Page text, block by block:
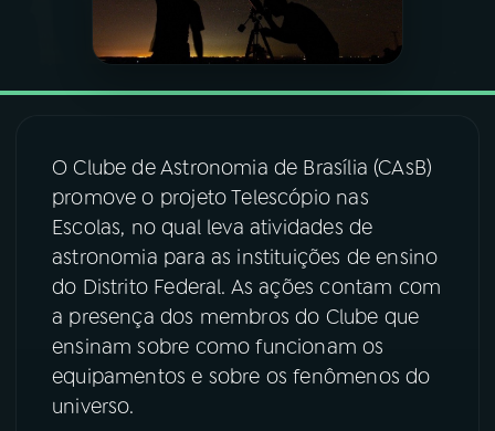
PODCASTS
07ÚLTIMAS
08FESTIVAL DE MÚSICA
ACOMPANHE A RÁDIO NACIONAL
YouTube
O Clube de Astronomia de Brasília (CAsB)
promove o projeto Telescópio nas
Escolas, no qual leva atividades de
astronomia para as instituições de ensino
do Distrito Federal. As ações contam com
a presença dos membros do Clube que
ensinam sobre como funcionam os
equipamentos e sobre os fenômenos do
universo.